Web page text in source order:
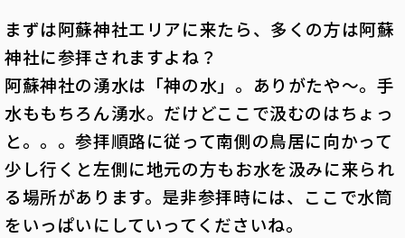
まずは阿蘇神社エリアに来たら、多くの方は阿蘇
神社に参拝されますよね？
阿蘇神社の湧水は「神の水」。ありがたや～。手
水ももちろん湧水。だけどここで汲むのはちょっ
と。。。参拝順路に従って南側の鳥居に向かって
少し行くと左側に地元の方もお水を汲みに来られ
る場所があります。是非参拝時には、ここで水筒
をいっぱいにしていってくださいね。